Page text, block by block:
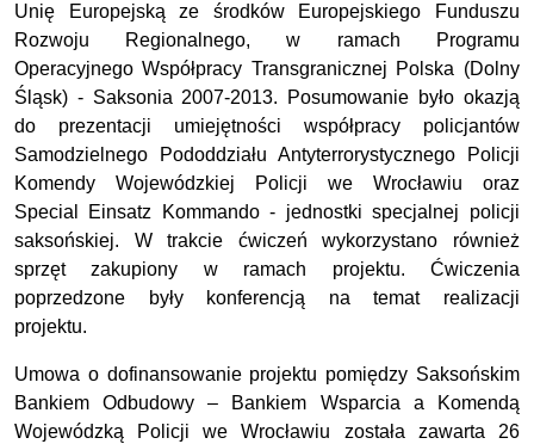
Unię Europejską ze środków Europejskiego Funduszu
Rozwoju Regionalnego, w ramach Programu
Operacyjnego Współpracy Transgranicznej Polska (Dolny
Śląsk) - Saksonia 2007-2013. Posumowanie było okazją
do prezentacji umiejętności współpracy policjantów
Samodzielnego Pododdziału Antyterrorystycznego Policji
Komendy Wojewódzkiej Policji we Wrocławiu oraz
Special Einsatz Kommando - jednostki specjalnej policji
saksońskiej. W trakcie ćwiczeń wykorzystano również
sprzęt zakupiony w ramach projektu. Ćwiczenia
poprzedzone były konferencją na temat realizacji
projektu.
Umowa o dofinansowanie projektu pomiędzy Saksońskim
Bankiem Odbudowy – Bankiem Wsparcia a Komendą
Wojewódzką Policji we Wrocławiu została zawarta 26